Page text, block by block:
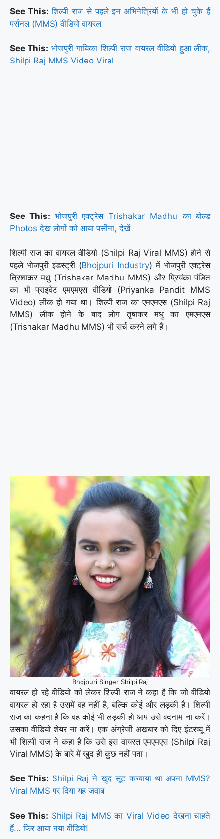
See This:शिल्पी राज से पहले इन अभिनेत्रियों के भी हो चुके हैं
पर्सनल (MMS) वीडियो वायरल
See This: भोजपुरी गायिका शिल्पी राज वायरल वीडियो हुआ लीक,
Shilpi Raj MMS Video Viral
See This: भोजपुरी एक्ट्रेस Trishakar Madhu का बोल्ड
Photos देख लोगों को आया पसीना, देखें
शिल्पी राज का वायरल वीडियो (Shilpi Raj Viral MMS) होने से
पहले भोजपुरी इंडस्ट्री (Bhojpuri Industry) में भोजपुरी एक्ट्रेस
त्रिशाकर मधु (Trishakar Madhu MMS) और प्रियंका पंडित
का भी प्राइवेट एमएमएस वीडियो (Priyanka Pandit MMS
Video) लीक हो गया था। शिल्पी राज का एमएमएस (Shilpi Raj
MMS) लीक होने के बाद लोग तृषाकर मधु का एमएमएस
(Trishakar Madhu MMS) भी सर्च करने लगे हैं।
Bhojpuri Singer Shilpi Raj
वायरल हो रहे वीडियो को लेकर शिल्पी राज ने कहा है कि जो वीडियो
वायरल हो रहा है उसमें वह नहीं है, बल्कि कोई और लड़की है। शिल्पी
राज का कहना है कि वह कोई भी लड़की हो आप उसे बदनाम ना करें।
उसका वीडियो शेयर ना करें। एक अंग्रेजी अखबार को दिए इंटरव्यू में
भी शिल्पी राज ने कहा है कि उसे इस वायरल एमएमएस (Shilpi Raj
Viral MMS) के बारे में खुद ही कुछ नहीं पता।
See This: Shilpi Raj ने खुद सूट करवाया था अपना MMS?
Viral MMS पर दिया यह जवाब
See This: Shilpi Raj MMS का Viral Video देखना चाहते
हैं… फिर आया नया वीडियो!